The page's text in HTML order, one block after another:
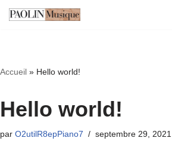
Accueil » Hello world!
Hello world!
par O2utilR8epPiano7 septembre 29, 2021